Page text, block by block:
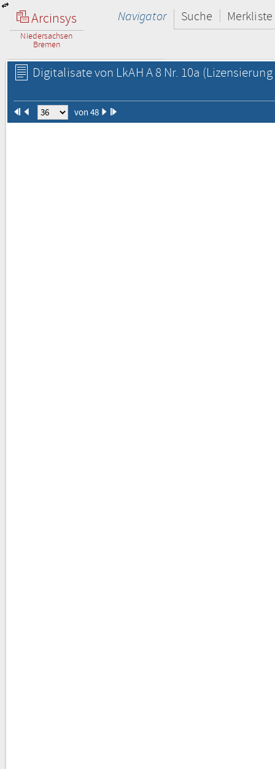
Arcinsys
Niedersachsen
Bremen
Navigator Suche Merkliste
Digitalisate von LkAH A 8 Nr. 10a
von 48